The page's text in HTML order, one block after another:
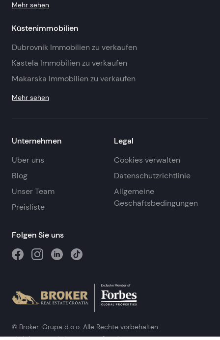
Mehr sehen
Küstenimmobilien
Dubrovnik Immobilien zu verkaufen
Kastela Immobilien zu verkaufen
Makarska Immobilien zu verkaufen
Mehr sehen
Unternehmen
Über uns
Blog
Unser Team
Preisliste
Legal
Cookies verwalten
Datenschutzrichtlinie
Allgemeine
Geschäftsbedingungen
Folgen Sie uns
© Broker-Grupa d.o.o. Alle Rechte vorbehalten.
Obala kneza Branimira 1, 21000 Split-Phone: +385 98 384 007